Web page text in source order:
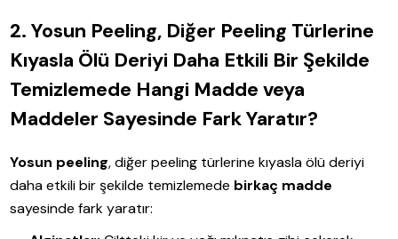
2. Yosun Peeling, Diğer Peeling Türlerine
Kıyasla Ölü Deriyi Daha Etkili Bir Şekilde
Temizlemede Hangi Madde veya
Maddeler Sayesinde Fark Yaratır?
Yosun peeling, diğer peeling türlerine kıyasla ölü deriyi
daha etkili bir şekilde temizlemede birkaç madde
sayesinde fark yaratır: